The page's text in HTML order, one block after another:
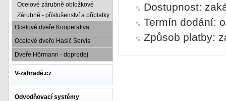
Ocelové zárubně obložkové
Zárubně - příslušenství a příplatky
Ocelové dveře Kooperativa
Ocelové dveře Hasič Servis
Dveře Hörmann - doprodej
V-zahradě.cz
Odvodňovací systémy
Dostupnost:
Termín dodání:
Způsob platby: